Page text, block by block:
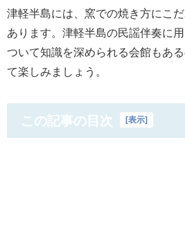
津軽半島には、窯での焼き方にこ
あります。津軽半島の民謡伴奏に
ついて知識を深められる会館もあ
て楽しみましょう。
この記事の目次 [表示]